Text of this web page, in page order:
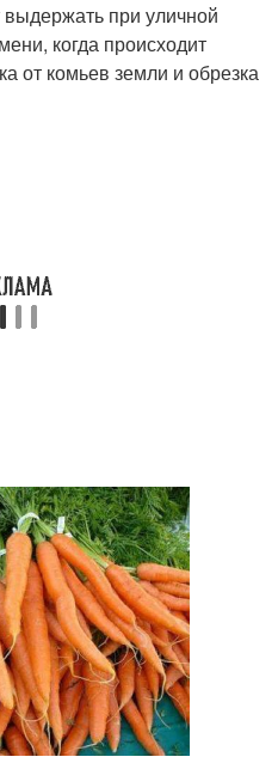
при уличной
когда происходит
от комьев земли и обрезка